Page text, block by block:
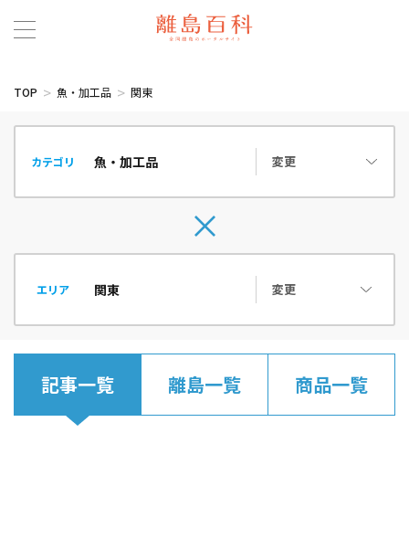
TOP 魚・加工品 関東
カテゴリ 変更
エリア 変更
記事一覧 離島一覧 商品一覧